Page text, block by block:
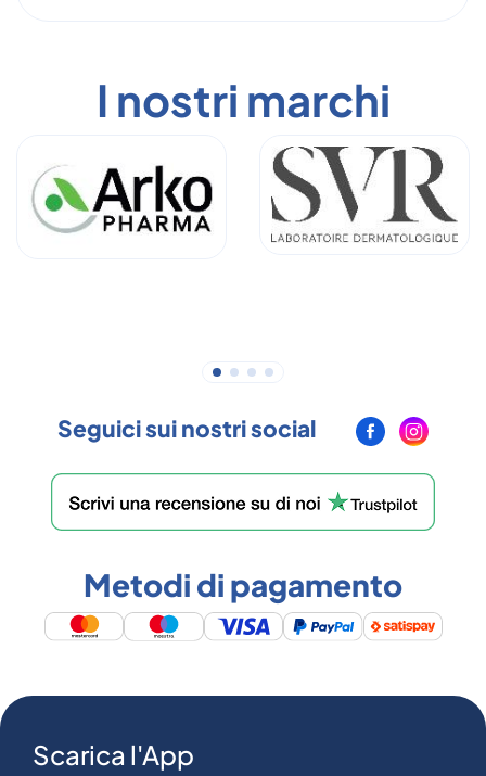
I nostri marchi
Seguici sui nostri social
Metodi di pagamento
Scarica l'App